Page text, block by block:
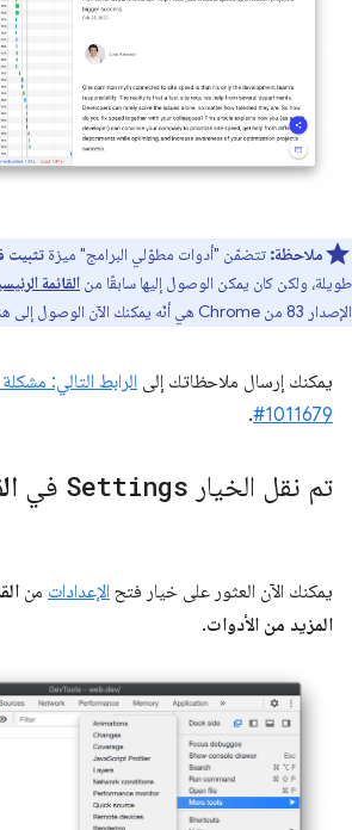
ملاحظة: تتضمّن "أدوات مطوّلي البرامج" ميزة تثبيت
طويلة، ولكن كان يمكن الوصول إليها سابقًا من القائمة
الإصدار 83 من Chrome هي أنّه يمكنك الآن الوصول إلى هذه الميزة من "قائمة الأوامر".
يمكنك إرسال ملاحظاتك إلى
#1011679
.
تم نقل الخيار Settings في
يمكنك الآن العثور على خيار فتح الإعدادات من
المزيد من الأدوات.